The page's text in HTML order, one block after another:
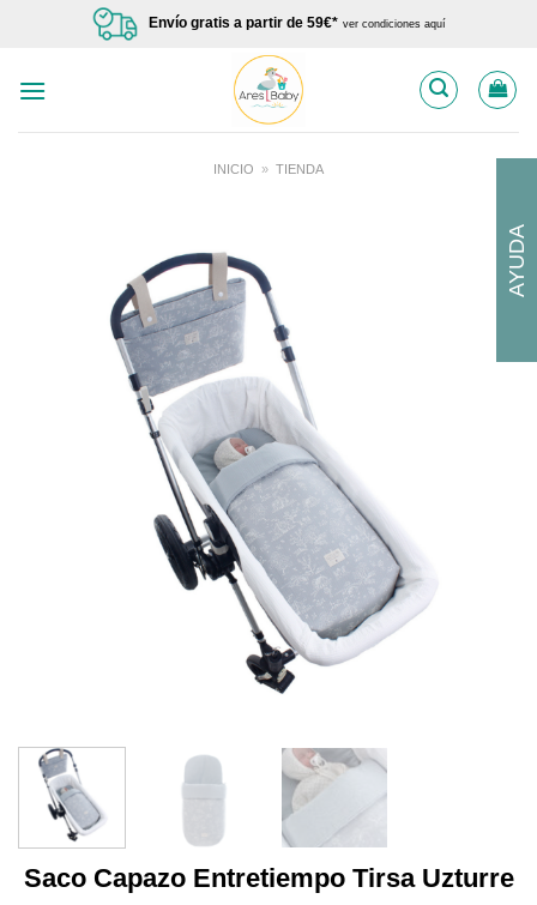
Envío gratis a partir de 59€* ver condiciones aquí
INICIO » TIENDA
Saco Capazo Entretiempo Tirsa Uzturre
AYUDA